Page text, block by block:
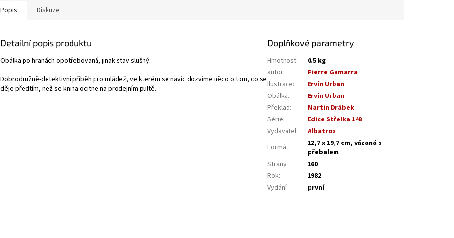
Popis Diskuze
Detailní popis produktu
Obálka po hranách opotřebovaná, jinak stav slušný.
Dobrodružně-detektivní příběh pro mládež, ve kterém se navíc dozvíme něco o tom, co se
děje předtím, než se kniha ocitne na prodejním pultě.
Doplňkové parametry
Hmotnost:
0.5 kg
autor:
Pierre Gamarra
Ilustrace:
Ervín Urban
Obálka:
Ervín Urban
Překlad:
Martin Drábek
Série:
Edice Střelka 148
Vydavatel:
Albatros
Formát:
12,7 x 19,7 cm, vázaná s
přebalem
Strany:
160
Rok:
1982
Vydání: první